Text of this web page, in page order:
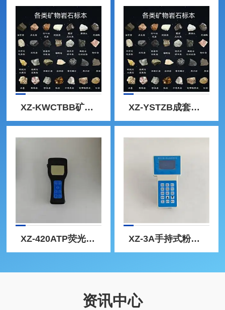
XZ-KWCTBB矿物标本 成套手标本 矿石结构类 XZ-YSTZB成套岩石结构标本 三大类岩石
XZ-420ATP荧光检测仪 微生物测试仪器 XZ-3A手持式粉尘浓度检测仪 环境空气采样检测
资讯中心